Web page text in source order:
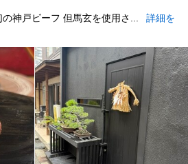
神戸ビーフ 但馬玄を使用さ...
詳細を